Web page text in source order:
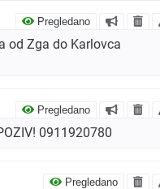
Pregledano
od Zga do Karlovca
Pregledano
0911920780
Pregledano